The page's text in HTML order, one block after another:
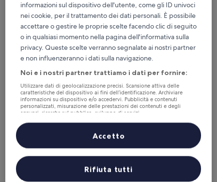
Dubble DD residenceresort
Dubble DD residenceresort
Struttura
3.0
stelle
Kamphaeng Phet
10.0
su
10,
Eccezionale,
(1
recensione)
10/10 Eccezionale (1 recensione)
Il
attuale
21 €
tasse e oneri inclusi
10 ago - 11 ago
Ban Tew Kao
informazioni sul dispositivo dell'utente, come gli ID univoci
nei cookie, per il trattamento dei dati personali. È possibile
accettare o gestire le proprie scelte facendo clic di seguito
o in qualsiasi momento nella pagina dell'informativa sulla
privacy. Queste scelte verranno segnalate ai nostri partner
e non influenzeranno i dati sulla navigazione.
Noi e i nostri partner trattiamo i dati per fornire:
Utilizzare dati di geolocalizzazione precisi. Scansione attiva delle
caratteristiche del dispositivo ai fini dell’identificazione. Archiviare
informazioni su dispositivo e/o accedervi. Pubblicità e contenuti
personalizzati, misurazione delle prestazioni dei contenuti e degli
annunci, ricerche sul pubblico, sviluppo di servizi.
Elenco dei partner (fornitori)
Rifiuta tutti
Accetto